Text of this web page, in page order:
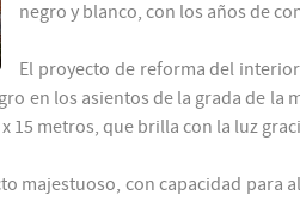
negro y blanco, con los años de
El proyecto de reforma del
en los asientos de la grada de
15 metros, que brilla con la luz
majestuoso, con capacidad